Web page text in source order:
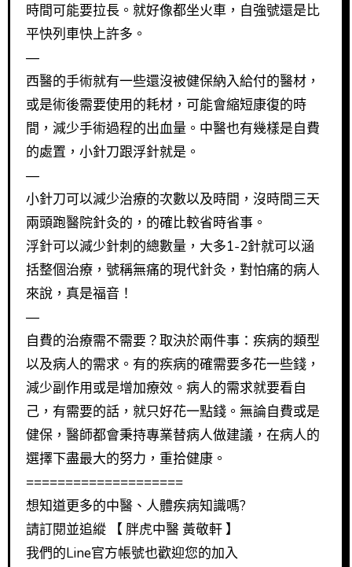
時間可能要拉長。就好像都坐火車，自強號還是比
平快列車快上許多。
—
西醫的手術就有一些還沒被健保納入給付的醫材，
或是術後需要使用的耗材，可能會縮短康復的時
間，減少手術過程的出血量。中醫也有幾樣是自費
的處置，小針刀跟浮針就是。
—
小針刀可以減少治療的次數以及時間，沒時間三天
兩頭跑醫院針灸的，的確比較省時省事。
浮針可以減少針刺的總數量，大多1-2針就可以涵
括整個治療，號稱無痛的現代針灸，對怕痛的病人
來說，真是福音！
—
自費的治療需不需要？取決於兩件事：疾病的類型
以及病人的需求。有的疾病的確需要多花一些錢，
減少副作用或是增加療效。病人的需求就要看自
己，有需要的話，就只好花一點錢。無論自費或是
健保，醫師都會秉持專業替病人做建議，在病人的
選擇下盡最大的努力，重拾健康。
====================
想知道更多的中醫、人體疾病知識嗎?
請訂閱並追縱 【 胖虎中醫 黃敬軒 】
我們的Line官方帳號也歡迎您的加入